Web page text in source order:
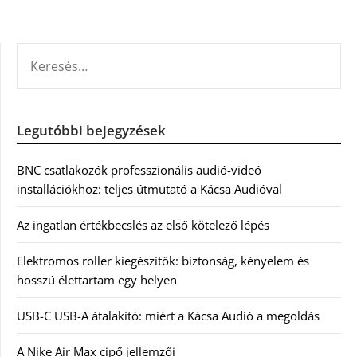
Legutóbbi bejegyzések
BNC csatlakozók professzionális audió-videó
installációkhoz: teljes útmutató a Kácsa Audióval
Az ingatlan értékbecslés az első kötelező lépés
Elektromos roller kiegészítők: biztonság, kényelem és
hosszú élettartam egy helyen
USB-C USB-A átalakító: miért a Kácsa Audió a megoldás
A Nike Air Max cipő jellemzői